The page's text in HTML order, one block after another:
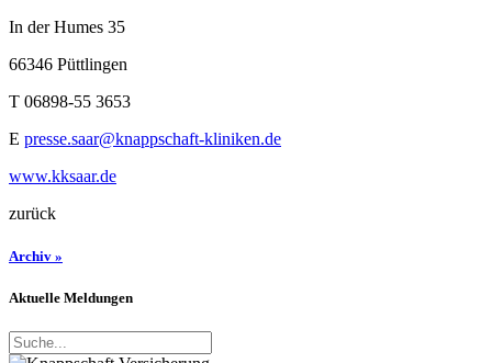
In der Humes 35
66346 Püttlingen
T 06898-55 3653
E presse.saar@knappschaft-kliniken.de
www.kksaar.de
zurück
Archiv »
Aktuelle Meldungen